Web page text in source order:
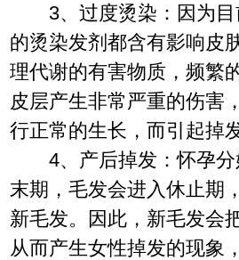
3、过度烫染：因为目
的烫染发剂都含有影响皮
理代谢的有害物质，频繁
皮层产生非常严重的伤害
行正常的生长，而引起掉发
4、产后掉发：怀孕分
末期，毛发会进入休止期
新毛发。因此，新毛发会
从而产生女性掉发的现象